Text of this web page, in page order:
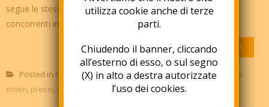
segue le stesse regole di quello italiano. 2- "Chi sono i miei
concorrenti in Germania? Sono gli stessi ch...
APPROFONDISCI
Posted in POSTS Tagged clienti,Germania,investimenti
esteri, pressi, ricerca di mercato
utilizza cookie anche di terze
parti.
Chiudendo il banner, cliccando
all’esterno di esso, o sul segno
(X) in alto a destra autorizzate
l’uso dei cookies.